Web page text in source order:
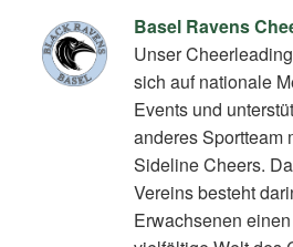
Basel Ravens
Unser
sich auf nationale
Events und
anderes Sportteam
Sideline Cheers.
Vereins besteht
Erwachsenen